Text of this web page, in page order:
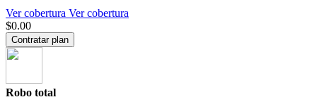
Ver cobertura Ver cobertura
$0.00
Contratar plan
Robo total